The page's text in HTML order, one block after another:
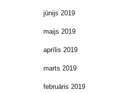
jūnijs 2019
maijs 2019
aprīlis 2019
marts 2019
februāris 2019